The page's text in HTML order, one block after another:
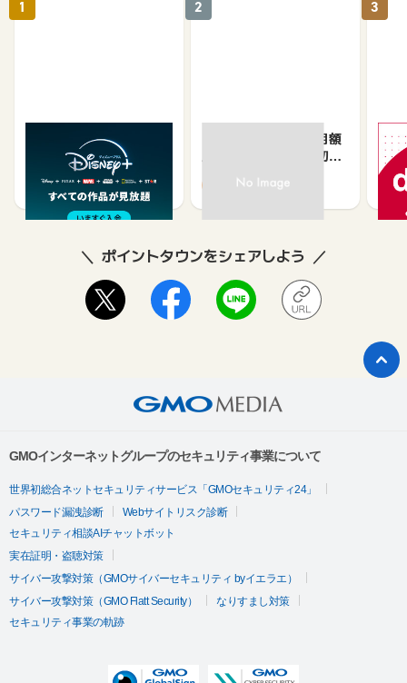
Disney+ (ディズニープ
ラス)<月額プラン>
974
1
TSUTAYADISCAS月額
見放題フルプラン（初月
1,650
2
【
ーパ
3
ポイントタウンをシェアしよう
GMOインターネットグループのセキュリティ事業について
世界初総合ネットセキュリティサービス「GMOセキュリティ24」
パスワード漏洩診断
Webサイトリスク診断
セキュリティ相談AIチャットボット
実在証明・盗聴対策
サイバー攻撃対策（GMOサイバーセキュリティ byイエラエ）
サイバー攻撃対策（GMO Flatt Security）
なりすまし対策
セキュリティ事業の軌跡